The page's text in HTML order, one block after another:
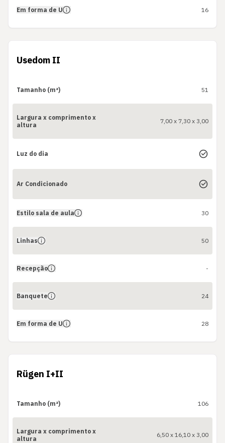
Em forma de U 16
Usedom II
Tamanho (m²) 51
Largura x comprimento x
altura
7,00 x 7,30 x 3,00
Luz do dia
Ar Condicionado
Estilo sala de aula 30
Linhas 50
Recepção -
Banquete 24
Em forma de U 28
Rügen I+II
Tamanho (m²) 106
Largura x comprimento x
altura
6,50 x 16,10 x 3,00